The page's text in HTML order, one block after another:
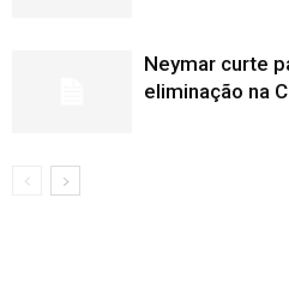
Neymar curte
eliminação na